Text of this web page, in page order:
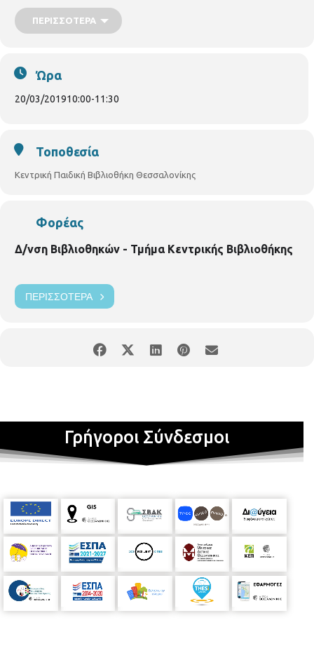
συνταγή της Άνοιξης». Ο μάγειρας των εποχών αναζητά
επιτέλους τη συνταγή για να φτιάξει μια Άνοιξη εξαιρετική.
Όμως δεν είναι εύκολη υπόθεση… Άραγε ποιος μπορεί να τον
ΠΕΡΙΣΣΌΤΕΡΑ
Ώρα
20/03/201910:00-11:30
Τοποθεσία
Κεντρική Παιδική Βιβλιοθήκη Θεσσαλονίκης
Φορέας
Δ/νση Βιβλιοθηκών - Τμήμα Κεντρικής Βιβλιοθήκης
ΠΕΡΙΣΣΌΤΕΡΑ
Γρήγοροι Σύνδεσμοι